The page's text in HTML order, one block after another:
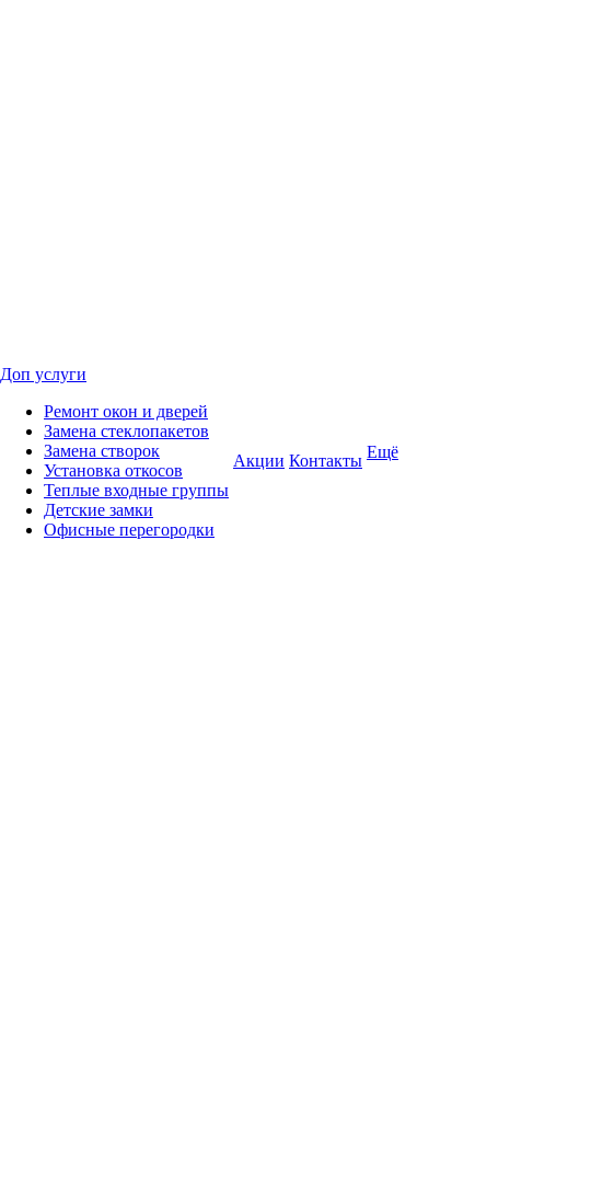
Доп услуги
Ремонт окон и дверей
Замена стеклопакетов
Замена створок
Установка откосов
Теплые входные группы
Детские замки
Офисные перегородки
Акции Контакты Ещё